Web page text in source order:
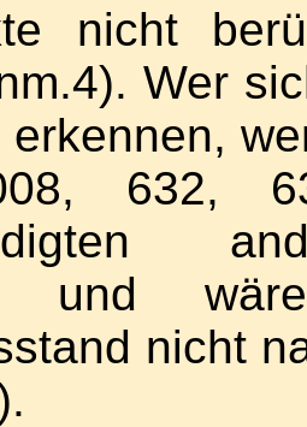
nicht
Wer
632,
und
nicht